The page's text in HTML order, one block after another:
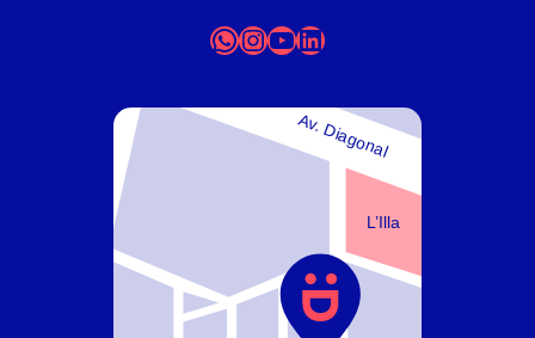
WhatsApp
Instagram
YouTube
LinkedIn